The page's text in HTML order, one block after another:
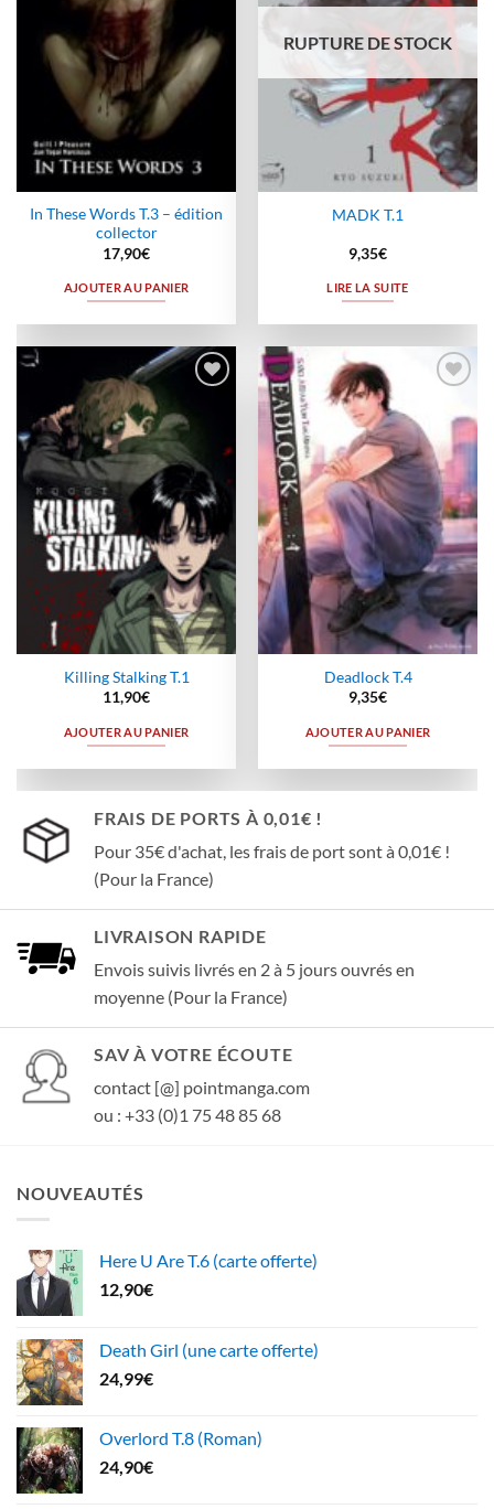
In These Words T.3 – édition
collector
17,90€
AJOUTER AU PANIER
RUPTURE DE STOCK
MADK T.1
9,35€
LIRE LA SUITE
wishlist
Killing Stalking T.1
11,90€
AJOUTER AU PANIER
à la
wishlist
Deadlock T.4
9,35€
AJOUTER AU PANIER
FRAIS DE PORTS À 0,01€ !
Pour 35€ d'achat, les frais de port sont à 0,01€ !
(Pour la France)
LIVRAISON RAPIDE
Envois suivis livrés en 2 à 5 jours ouvrés en
moyenne (Pour la France)
SAV À VOTRE ÉCOUTE
contact [@] pointmanga.com
ou : +33 (0)1 75 48 85 68
NOUVEAUTÉS
Here U Are T.6 (carte offerte)
12,90€
Death Girl (une carte offerte)
24,99€
Overlord T.8 (Roman)
24,90€